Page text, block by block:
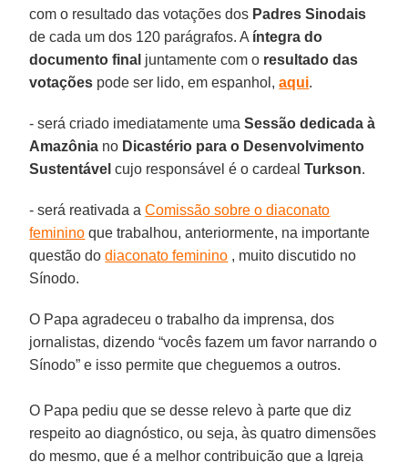
com o resultado das votações dos Padres Sinodais
de cada um dos 120 parágrafos. A íntegra do
documento final juntamente com o resultado das
votações pode ser lido, em espanhol,aqui.
- será criado imediatamente umaSessão dedicada à
Amazônia no Dicastério para o Desenvolvimento
Sustentável cujo responsável é o cardealTurkson.
- será reativada aComissão sobre o diaconato
feminino que trabalhou, anteriormente, na importante
questão dodiaconato feminino , muito discutido no
Sínodo.
O Papa agradeceu o trabalho da imprensa, dos
jornalistas, dizendo “vocês fazem um favor narrando o
Sínodo” e isso permite que cheguemos a outros.
O Papa pediu que se desse relevo à parte que diz
respeito ao diagnóstico, ou seja, às quatro dimensões
do mesmo, que é a melhor contribuição que a Igreja